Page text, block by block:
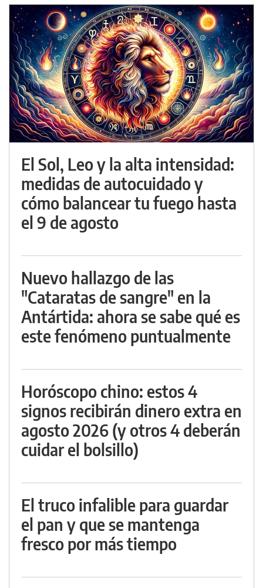
El Sol, Leo y la alta intensidad:
medidas de autocuidado y
cómo balancear tu fuego hasta
el 9 de agosto
Nuevo hallazgo de las
"Cataratas de sangre" en la
Antártida: ahora se sabe qué es
este fenómeno puntualmente
Horóscopo chino: estos 4
signos recibirán dinero extra en
agosto 2026 (y otros 4 deberán
cuidar el bolsillo)
El truco infalible para guardar
el pan y que se mantenga
fresco por más tiempo